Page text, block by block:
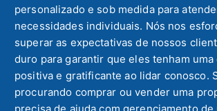
personalizado e sob medida para
necessidades individuais. Nós nos
superar as expectativas de nossos
duro para garantir que eles tenham
positiva e gratificante ao lidar conosco.
procurando comprar ou vender uma
precisa de ajuda com gerenciamento